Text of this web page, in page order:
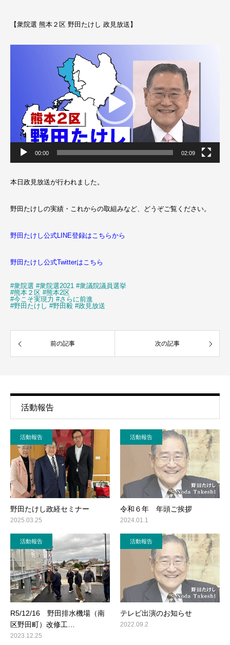
【衆院選 熊本２区 野田たけし 政見放送】
00:00 02:09
本日政見放送が行われました。
野田たけしの実績・これからの取組みなど、どうぞご覧ください。
野田たけし公式LINE登録はこちらから
野田たけし公式Twitterはこちら
#衆院選 #衆院選2021 #衆議院議員選挙
#熊本２区 #熊本2区
#今こそ実現力 #さらに前進
#野田たけし #野田毅 #政見放送
前の記事 次の記事
活動報告
活動報告
野田たけし政経セミナー
2025.03.25
活動報告
令和６年 年頭ご挨拶
2024.01.1
活動報告
R5/12/16 野田排水機場（南
区野田町）改修工…
2023.12.25
活動報告
テレビ出演のお知らせ
2022.09.2